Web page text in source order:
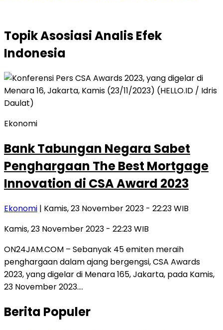
TopikAsosiasi Analis Efek
Indonesia
Ekonomi
Bank Tabungan Negara Sabet
Penghargaan The Best Mortgage
Innovation di CSA Award 2023
Ekonomi | Kamis, 23 November 2023 - 22:23 WIB
Kamis, 23 November 2023 - 22:23 WIB
ON24JAM.COM – Sebanyak 45 emiten meraih
penghargaan dalam ajang bergengsi, CSA Awards
2023, yang digelar di Menara 165, Jakarta, pada Kamis,
23 November 2023….
Berita Populer